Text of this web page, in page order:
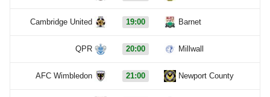
Cambridge United 19:00 Barnet
QPR 20:00 Millwall
AFC Wimbledon 21:00 Newport County